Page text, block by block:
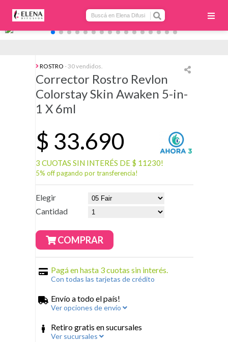
ROSTRO - 30 vendidos.
Corrector Rostro Revlon
Colorstay Skin Awaken 5-in-
1 X 6ml
$ 33.690
3 CUOTAS SIN INTERÉS DE $ 11230!
5% off pagando por transferencia!
Elegir
Cantidad
COMPRAR
Pagá en hasta 3 cuotas sin interés.
Con todas las tarjetas de crédito
Envío a todo el país!
Ver opciones de envío
Retiro gratis en sucursales
Ver sucursales